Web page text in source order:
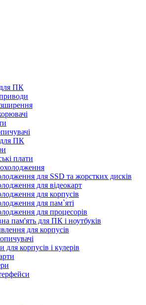
ПК
ПК
плати
для SSD та жорстких дисків
для відеокарт
для корпусів
для пам`яті
для процесорів
пам'ять для ПК і ноутбуків
для корпусів
для корпусів і кулерів